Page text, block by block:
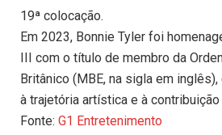
19ª colocação.
Em 2023, Bonnie Tyler foi
III com o título de membro da
Britânico (MBE, na sigla em
à trajetória artística e à contribuição
Fonte: G1 Entretenimento